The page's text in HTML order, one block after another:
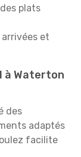
plats
et
à Waterton
des
adaptés
facilite